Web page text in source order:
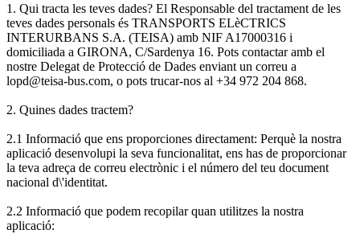
1. Qui tracta les teves dades? El Responsable del tractament de les
teves dades personals és TRANSPORTS ELèCTRICS
INTERURBANS S.A. (TEISA) amb NIF A17000316 i
domiciliada a GIRONA, C/Sardenya 16. Pots contactar amb el
nostre Delegat de Protecció de Dades enviant un correu a
lopd@teisa-bus.com, o pots trucar-nos al +34 972 204 868.
2. Quines dades tractem?
2.1 Informació que ens proporciones directament: Perquè la nostra
aplicació desenvolupi la seva funcionalitat, ens has de proporcionar
la teva adreça de correu electrònic i el número del teu document
nacional d\'identitat.
2.2 Informació que podem recopilar quan utilitzes la nostra
aplicació: